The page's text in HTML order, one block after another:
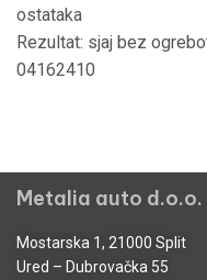
ostataka
Rezultat: sjaj bez
04162410
Metalia auto d.o.o.
Mostarska 1, 21000 Split
Ured – Dubrovačka 55